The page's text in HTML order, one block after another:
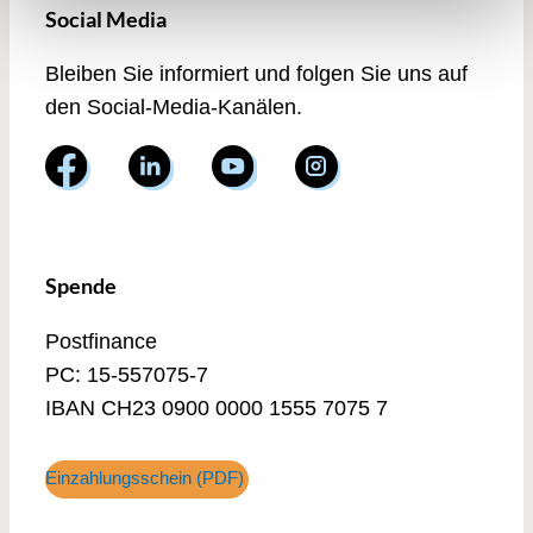
Social Media
Bleiben Sie informiert und folgen Sie uns auf
den Social-Media-Kanälen.
Spende
Postfinance
PC: 15-557075-7
IBAN CH23 0900 0000 1555 7075 7
Einzahlungsschein (PDF)